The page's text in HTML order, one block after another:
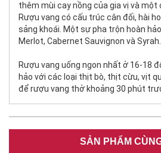
thêm mùi cay nồng của gia vị và
Rượu vang có cấu trúc cân đối, hài
sảng khoái. Một sự pha trộn hoàn
Merlot, Cabernet Sauvignon và Syrah.
Rượu vang uống ngon nhất ở 16-18
hảo với các loại thịt bò, thịt cừu, vịt
để rượu vang thở khoảng 30 phút
SẢN PHẨM